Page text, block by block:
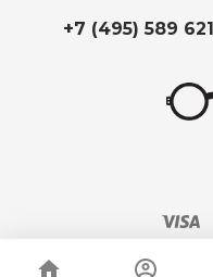
+7 (495) 589